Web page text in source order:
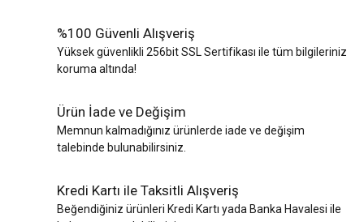
%100 Güvenli Alışveriş
Yüksek güvenlikli 256bit SSL Sertifikası ile tüm bilgileriniz
koruma altında!
Ürün İade ve Değişim
Memnun kalmadığınız ürünlerde iade ve değişim
talebinde bulunabilirsiniz.
Kredi Kartı ile Taksitli Alışveriş
Beğendiğiniz ürünleri Kredi Kartı yada Banka Havalesi ile